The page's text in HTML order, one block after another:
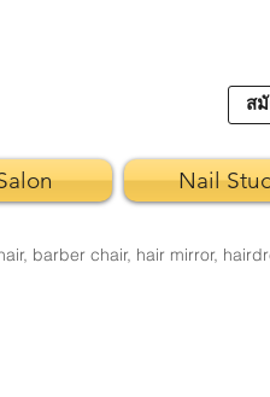
ส
Nail
barber chair, hair mirror,